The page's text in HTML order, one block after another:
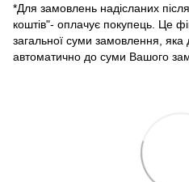
*Для замовлень надісланих
коштів"- оплачує покупець. Це
загальної суми замовлення,
автоматично до суми Вашого